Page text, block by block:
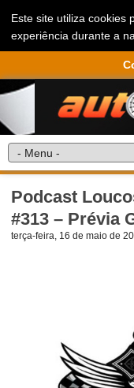
Este site utiliza cookies
experiência durante a
Podcast
#313 – Prévia
terça-feira, 16 de maio de